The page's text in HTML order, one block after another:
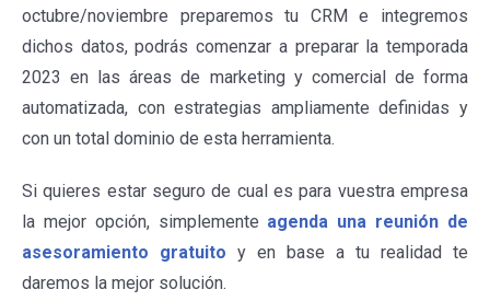
octubre/noviembre preparemos tu CRM e integremos
dichos datos, podrás comenzar a preparar la temporada
2023 en las áreas de marketing y comercial de forma
automatizada, con estrategias ampliamente definidas y
con un total dominio de esta herramienta.
Si quieres estar seguro de cual es para vuestra empresa
la mejor opción, simplemente agenda una reunión de
asesoramiento gratuito y en base a tu realidad te
daremos la mejor solución.